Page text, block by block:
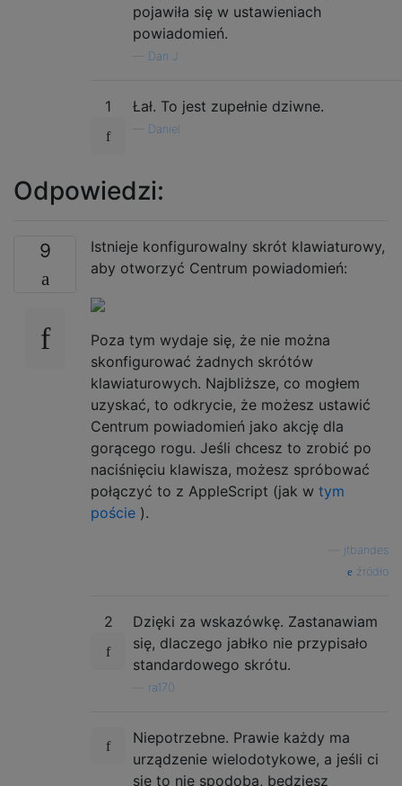
pojawiła się w ustawieniach
powiadomień.
Dan J
1 Łał. To jest zupełnie dziwne.
Daniel
Odpowiedzi:
9
Istnieje konfigurowalny skrót klawiaturowy,
aby otworzyć Centrum powiadomień:
Poza tym wydaje się, że nie można
skonfigurować żadnych skrótów
klawiaturowych. Najbliższe, co mogłem
uzyskać, to odkrycie, że możesz ustawić
Centrum powiadomień jako akcję dla
gorącego rogu. Jeśli chcesz to zrobić po
naciśnięciu klawisza, możesz spróbować
połączyć to z AppleScript (jak w tym
poście ).
jtbandes
źródło
2
Dzięki za wskazówkę. Zastanawiam
się, dlaczego jabłko nie przypisało
standardowego skrótu.
ra170
Niepotrzebne. Prawie każdy ma
urządzenie wielodotykowe, a jeśli ci
się to nie spodoba, będziesz